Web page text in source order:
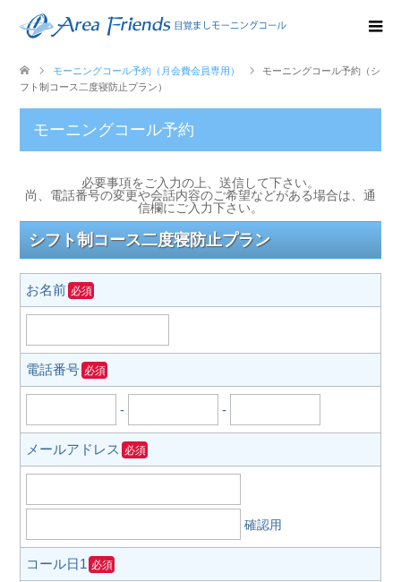
モーニングコール予約（月会費会員専用）
モーニングコール予約（シ
フト制コース二度寝防止プラン）
モーニングコール予約
必要事項をご入力の上、送信して下さい。
尚、電話番号の変更や会話内容のご希望などがある場合は、通
信欄にご入力下さい。